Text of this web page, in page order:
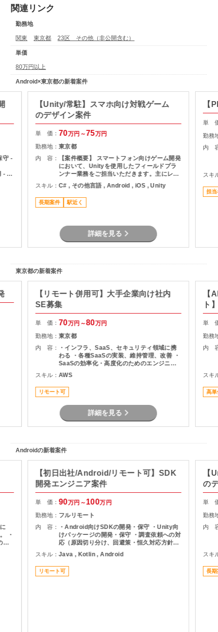
関連リンク
勤務地
関東 東京都 23区 その他（非公開含む）
単価
80万円以上
Android×東京都の新着案件
守 -
- 生
【Unity/常駐】スマホ向け対戦ゲーム
のデザイン案件
単 価： 70万円～75万円
勤務地：東京都
内 容：
【案件概要】 スマートフォン向けゲーム開発
において、Unityを使用したフィールドプラ
ンナー業務をご担当いただきます。主にレベ
ルデザインや対戦フィールドのバランス調整
を担当いただくポジションです。 国内外で多
数のユーザーを抱えるタイトル開発に携わる
ことができ、スマホ・コンシューマー・PC
境：Unity、Photon Engine ・対応OS：
iOS、Android ・コミュニケーションツー
ル：Slack、Google Workspace 【担当工
・対戦フィールドのレベル調整 ・バトルバラ
ンス調整
スキル：C# , その他言語 , Android , iOS , Unity
長期案件 駅近く
詳細を見る
【
単
勤務
内
スキ
担当
東京都の新着案件
【リモート併用可】大手企業向け社内
SE募集
単 価： 70万円～80万円
勤務地：東京都
内 容：
・インフラ、SaaS、セキュリティ領域に携
わる ・各種SaaSの実装、維持管理、改善 ・
SaaSの効率化・高度化のためのエンジニア
リング ・SaaSのシステム課題・障害に対す
る対策の計画と実装 ・社内NWやオンプレサ
ーバの運用保守 ・拠点のネットワーク配備担
当
スキル：AWS
リモート可
詳細を見る
【
ト
単
勤務
内
スキ
高単
Androidの新着案件
・
設
【初日出社/Android/リモート可】SDK
開発エンジニア案件
単 価：90万円～100万円
勤務地： フルリモート
内 容：
・Android向けSDKの開発・保守 ・Unity向
けパッケージの開発・保守 ・調査依頼への対
応（原因切り分け、回避策・恒久対応方針の
説明）
スキル：Java , Kotlin , Android
リモート可
【
の
単
勤務
内
スキ
長期